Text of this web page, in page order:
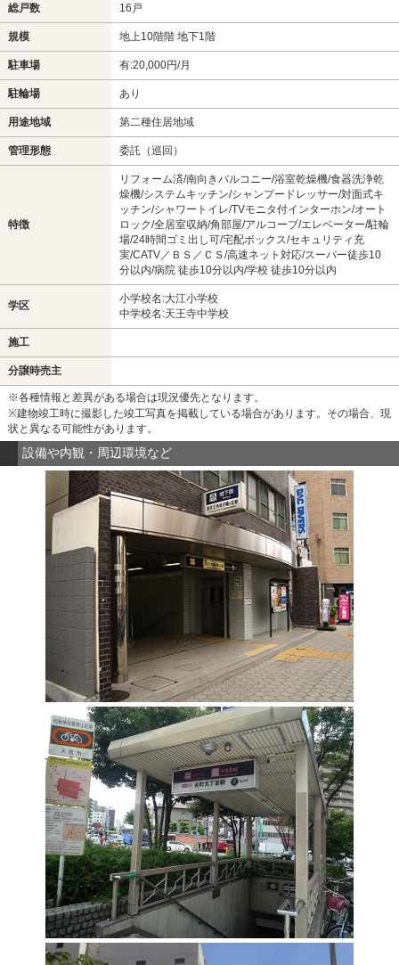
総戸数 16戸
規模 地上10階階 地下1階
駐車場 有:20,000円/月
駐輪場 あり
用途地域 第二種住居地域
管理形態 委託（巡回）
特徴
リフォーム済/南向きバルコニー/浴室乾燥機/食器洗浄乾
燥機/システムキッチン/シャンプードレッサー/対面式キ
ッチン/シャワートイレ/TVモニタ付インターホン/オート
ロック/全居室収納/角部屋/アルコーブ/エレベーター/駐輪
場/24時間ゴミ出し可/宅配ボックス/セキュリティ充
実/CATV／ＢＳ／ＣＳ/高速ネット対応/スーパー徒歩10
分以内/病院 徒歩10分以内/学校 徒歩10分以内
学区
小学校名:大江小学校
中学校名:天王寺中学校
施工
分譲時売主
※各種情報と差異がある場合は現況優先となります。
※建物竣工時に撮影した竣工写真を掲載している場合があります。その場合、現
状と異なる可能性があります。
設備や内観・周辺環境など